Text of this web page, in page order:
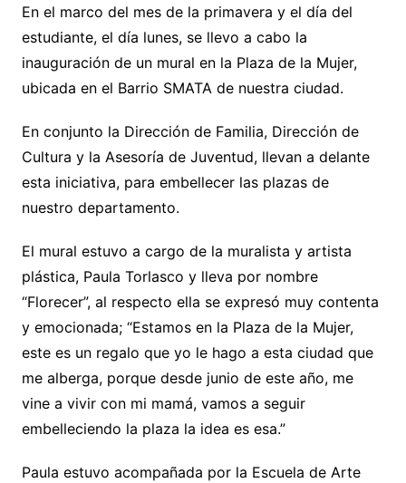
En el marco del mes de la primavera y el día del
estudiante, el día lunes, se llevo a cabo la
inauguración de un mural en la Plaza de la Mujer,
ubicada en el Barrio SMATA de nuestra ciudad.
En conjunto la Dirección de Familia, Dirección de
Cultura y la Asesoría de Juventud, llevan a delante
esta iniciativa, para embellecer las plazas de
nuestro departamento.
El mural estuvo a cargo de la muralista y artista
plástica, Paula Torlasco y lleva por nombre
“Florecer”, al respecto ella se expresó muy contenta
y emocionada; “Estamos en la Plaza de la Mujer,
este es un regalo que yo le hago a esta ciudad que
me alberga, porque desde junio de este año, me
vine a vivir con mi mamá, vamos a seguir
embelleciendo la plaza la idea es esa.”
Paula estuvo acompañada por la Escuela de Arte